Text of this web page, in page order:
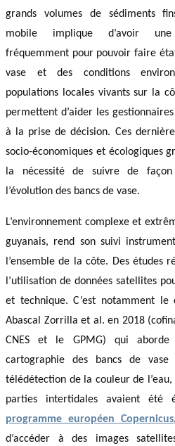
grands volumes de sédiments
mobile implique d’avoir une
fréquemment pour pouvoir faire
vase et des conditions
populations locales vivants sur la
permettent d’aider les
à la prise de décision. Ces
socio-économiques et écologiques
la nécessité de suivre de
l’évolution des bancs de vase.
L’environnement complexe et
guyanais, rend son suivi
l’ensemble de la côte. Des études
l’utilisation de données satellites
et technique. C’est notamment le
Abascal Zorrilla et al. en 2018
CNES et le GPMG) qui
cartographie des bancs de
télédétection de la couleur de l’eau,
parties intertidales avaient été
programme européen Copernicus
d’accéder à des images